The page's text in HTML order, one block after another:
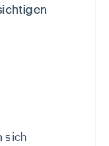
sich